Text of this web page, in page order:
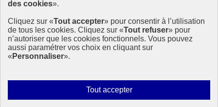
des cookies».
Cliquez sur «Tout accepter» pour consentir à l’utilisation
de tous les cookies. Cliquez sur «Tout refuser» pour
n’autoriser que les cookies fonctionnels. Vous pouvez
aussi paramétrer vos choix en cliquant sur
« Personnaliser».
Tout accepterAutoriser
tous
tous les acteurs.
info.gouv.fr- ouvre une nouvelle fenêtre
service-public.fr - ouvre une nouvelle fenêtre
legifrance.gouv.fr- ouvre une nouvelle fenêtre
data.gouv.fr- ouvre une nouvelle fenêtre
Plan du site
Mentions légales